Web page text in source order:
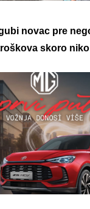
novac pre
skoro